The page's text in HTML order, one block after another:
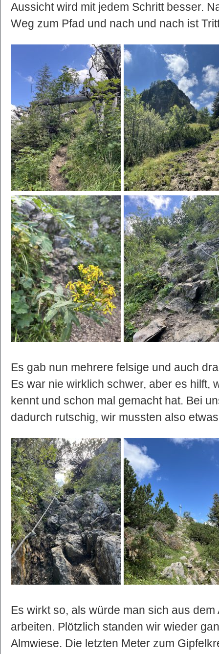
Aussicht wird mit jedem Schritt besser.
Weg zum Pfad und nach und nach ist
Es gab nun mehrere felsige und auch
Es war nie wirklich schwer, aber es hilft,
kennt und schon mal gemacht hat. Bei
dadurch rutschig, wir mussten also
Es wirkt so, als würde man sich aus
arbeiten. Plötzlich standen wir wieder
Almwiese. Die letzten Meter zum